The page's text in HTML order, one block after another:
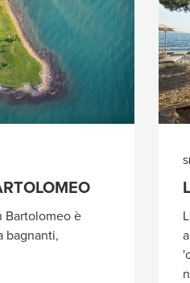
Bartolomeo è
bagnanti,